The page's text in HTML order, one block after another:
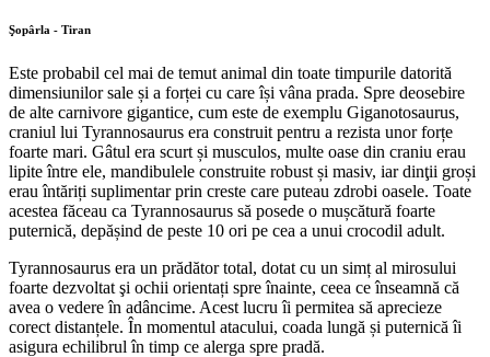
Şopârla - Tiran
Este probabil cel mai de temut animal din toate timpurile datorită
dimensiunilor sale și a forței cu care își vâna prada. Spre deosebire
de alte carnivore gigantice, cum este de exemplu Giganotosaurus,
craniul lui Tyrannosaurus era construit pentru a rezista unor forțe
foarte mari. Gâtul era scurt și musculos, multe oase din craniu erau
lipite între ele, mandibulele construite robust și masiv, iar dinţii groși
erau întăriți suplimentar prin creste care puteau zdrobi oasele. Toate
acestea făceau ca Tyrannosaurus să posede o mușcătură foarte
puternică, depășind de peste 10 ori pe cea a unui crocodil adult.
Tyrannosaurus era un prădător total, dotat cu un simț al mirosului
foarte dezvoltat şi ochii orientați spre înainte, ceea ce înseamnă că
avea o vedere în adâncime. Acest lucru îi permitea să aprecieze
corect distanțele. În momentul atacului, coada lungă și puternică îi
asigura echilibrul în timp ce alerga spre pradă.